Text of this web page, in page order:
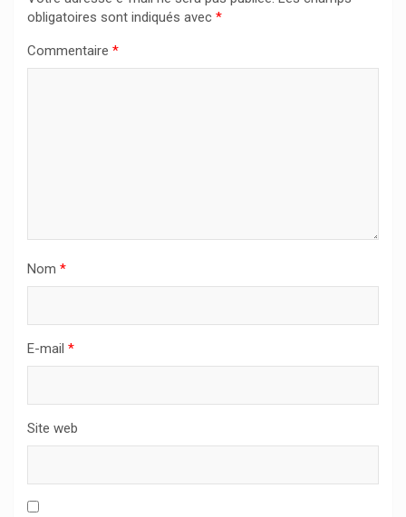
obligatoires sont indiqués avec *
Commentaire *
Nom *
E-mail *
Site web